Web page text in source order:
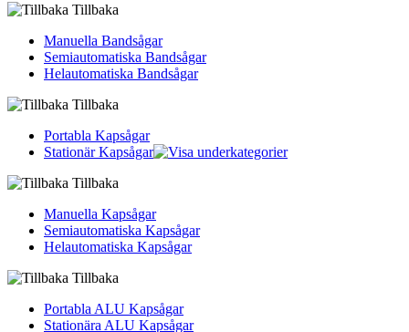
Tillbaka
Manuella Bandsågar
Semiautomatiska Bandsågar
Helautomatiska Bandsågar
Tillbaka
Portabla Kapsågar
Stationär Kapsågar
Tillbaka
Manuella Kapsågar
Semiautomatiska Kapsågar
Helautomatiska Kapsågar
Tillbaka
Portabla ALU Kapsågar
Stationära ALU Kapsågar